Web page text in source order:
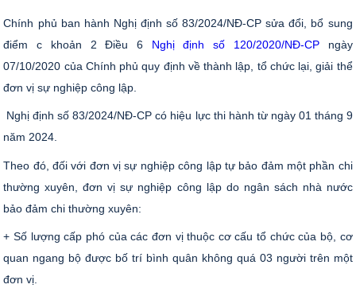
Chính phủ ban hành Nghị định số 83/2024/NĐ-CP sửa đổi, bổ sung
điểm c khoản 2 Điều 6 Nghị định số 120/2020/NĐ-CPngày
07/10/2020 của Chính phủ quy định về thành lập, tổ chức lại, giải thể
đơn vị sự nghiệp công lập.
Nghị định số 83/2024/NĐ-CP có hiệu lực thi hành từ ngày 01 tháng 9
năm 2024.
Theo đó, đối với đơn vị sự nghiệp công lập tự bảo đảm một phần chi
thường xuyên, đơn vị sự nghiệp công lập do ngân sách nhà nước
bảo đảm chi thường xuyên:
+ Số lượng cấp phó của các đơn vị thuộc cơ cấu tổ chức của bộ, cơ
quan ngang bộ được bố trí bình quân không quá 03 người trên một
đơn vị.